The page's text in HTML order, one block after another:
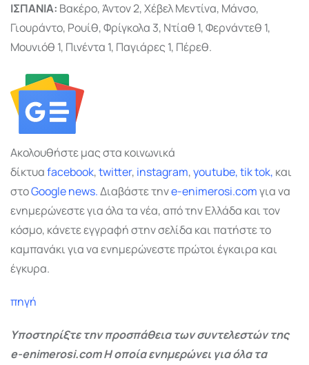
ΙΣΠΑΝΙΑ: Βακέρο, Άντον 2, Χέβελ Μεντίνα, Μάνσο,
Γιουράντο, Ρουίθ, Φρίγκολα 3, Ντίαθ 1, Φερνάντεθ 1,
Μουνιόθ 1, Πινέντα 1, Παγιάρες 1, Πέρεθ.
Ακολουθήστε μας στα κοινωνικά
δίκτυαfacebook,twitter, instagram,youtube,tik tok, και
στοGooglenews.Διαβάστε τηνe-enimerosi.comγια να
ενημερώνεστε για όλα τα νέα, από την Ελλάδα και τον
κόσμο, κάνετε εγγραφή στην σελίδα και πατήστε το
καμπανάκι για να ενημερώνεστε πρώτοι έγκαιρα και
έγκυρα.
πηγή
Υποστηρίξτε την προσπάθεια των συντελεστών της
e-enimerosi.com Η οποία ενημερώνει για όλα τα